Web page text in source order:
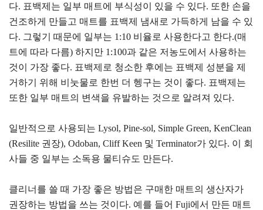
다. 표백제는 일부 매트에 부식성이 있을 수 있다. 또한 손을
건조하게 만들고 매트를 표백제 냄새로 가득하게 남을 수 있
다. 그렇기 때문에 일부는 1:10 비율로 사용한다고 한다.(매
트에 따라 다름) 하지만 1:100과 같은 저농도에서 사용하는
것이 가장 좋다. 표백제로 청소한 후에는 표백제 성분을 제
거하기 위해 비눗물로 한번 더 헹구는 것이 좋다. 표백제는
또한 일부 매트의 변색을 유발하는 것으로 알려져 있다.
일반적으로 사용되는 Lysol, Pine-sol, Simple Green, KenClean
(Resilite 권장), Odoban, Cliff Keen 및 Terminator가 있다. 이 회
사들 중 일부는 소독용 물티슈도 만든다.
클리너를 쓸 때 가장 좋은 방법은 구매한 매트의 생산자가
권장하는 방법을 쓰는 것이다. 예를 들어 Fuji에서 만든 매트